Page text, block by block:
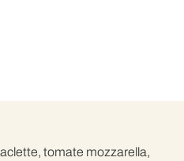
tomate mozzarella,